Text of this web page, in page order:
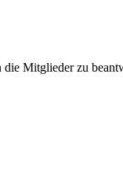
Mitglieder zu